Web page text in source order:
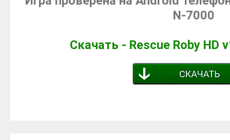
N-7000
Скачать - Rescue Roby HD